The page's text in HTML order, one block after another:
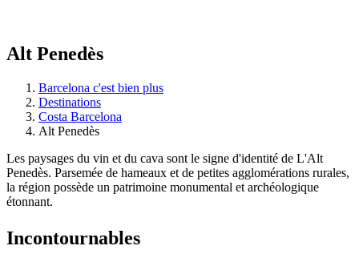
Alt Penedès
Barcelona c'est bien plus
Destinations
Costa Barcelona
Alt Penedès
Les paysages du vin et du cava sont le signe d'identité de L'Alt
Penedès. Parsemée de hameaux et de petites agglomérations rurales,
la région possède un patrimoine monumental et archéologique
étonnant.
Incontournables